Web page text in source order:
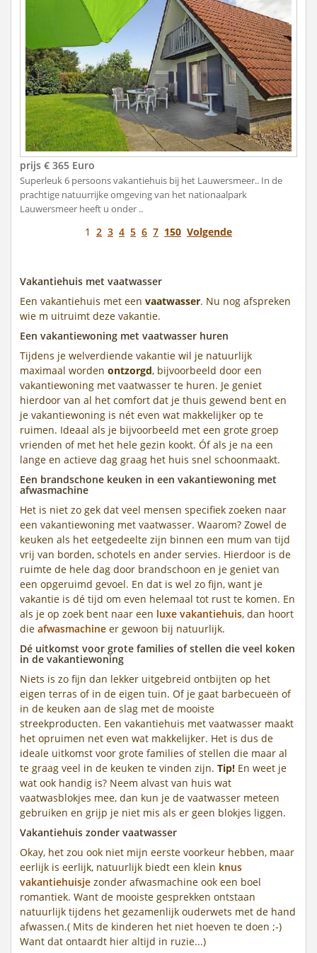
prijs € 365 Euro
Superleuk 6 persoons vakantiehuis bij het Lauwersmeer.. In de
prachtige natuurrijke omgeving van het nationaalpark
Lauwersmeer heeft u onder ..
1 2 3 4 5 6 7 150 Volgende
Vakantiehuis met vaatwasser
Een vakantiehuis met een vaatwasser. Nu nog afspreken
wie m uitruimt deze vakantie.
Een vakantiewoning met vaatwasser huren
Tijdens je welverdiende vakantie wil je natuurlijk
maximaal worden ontzorgd, bijvoorbeeld door een
vakantiewoning met vaatwasser te huren. Je geniet
hierdoor van al het comfort dat je thuis gewend bent en
je vakantiewoning is nét even wat makkelijker op te
ruimen. Ideaal als je bijvoorbeeld met een grote groep
vrienden of met het hele gezin kookt. Óf als je na een
lange en actieve dag graag het huis snel schoonmaakt.
Een brandschone keuken in een vakantiewoning met
afwasmachine
Het is niet zo gek dat veel mensen specifiek zoeken naar
een vakantiewoning met vaatwasser. Waarom? Zowel de
keuken als het eetgedeelte zijn binnen een mum van tijd
vrij van borden, schotels en ander servies. Hierdoor is de
ruimte de hele dag door brandschoon en je geniet van
een opgeruimd gevoel. En dat is wel zo fijn, want je
vakantie is dé tijd om even helemaal tot rust te komen. En
als je op zoek bent naar een luxe vakantiehuis, dan hoort
die afwasmachine er gewoon bij natuurlijk.
Dé uitkomst voor grote families of stellen die veel koken
in de vakantiewoning
Niets is zo fijn dan lekker uitgebreid ontbijten op het
eigen terras of in de eigen tuin. Of je gaat barbecueën of
in de keuken aan de slag met de mooiste
streekproducten. Een vakantiehuis met vaatwasser maakt
het opruimen net even wat makkelijker. Het is dus de
ideale uitkomst voor grote families of stellen die maar al
te graag veel in de keuken te vinden zijn. Tip! En weet je
wat ook handig is? Neem alvast van huis wat
vaatwasblokjes mee, dan kun je de vaatwasser meteen
gebruiken en grijp je niet mis als er geen blokjes liggen.
Vakantiehuis zonder vaatwasser
Okay, het zou ook niet mijn eerste voorkeur hebben, maar
eerlijk is eerlijk, natuurlijk biedt een klein knus
vakantiehuisje zonder afwasmachine ook een boel
romantiek. Want de mooiste gesprekken ontstaan
natuurlijk tijdens het gezamenlijk ouderwets met de hand
afwassen.( Mits de kinderen het niet hoeven te doen ;-)
Want dat ontaardt hier altijd in ruzie...)